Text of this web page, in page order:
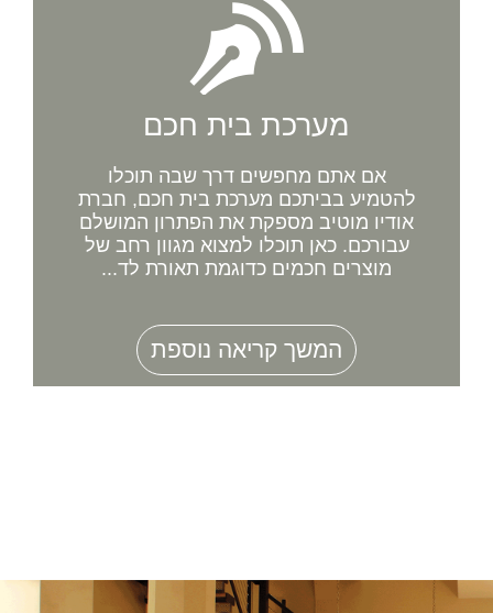
מערכת בית חכם
אם אתם מחפשים דרך שבה תוכלו
להטמיע בביתכם מערכת בית חכם, חברת
אודיו מוטיב מספקת את הפתרון המושלם
עבורכם. כאן תוכלו למצוא מגוון רחב של
מוצרים חכמים כדוגמת תאורת לד...
המשך קריאה נוספת